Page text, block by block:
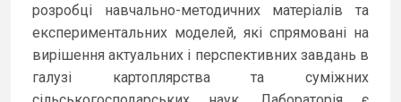
розробці навчально-методичних матеріалів та
експериментальних моделей, які спрямовані на
вирішення актуальних і перспективних завдань в
галузі картоплярства та суміжних